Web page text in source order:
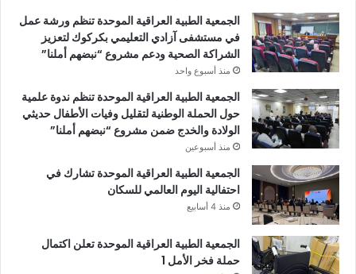
الجمعية الطبية العراقية الموحدة تنظم ورشة عمل
في مستشفى آزادي التعليمي بكركوك لتعزيز
الشراكة الصحية ودعم مشروع “نبضهم أملنا”
منذ أسبوع واحد
الجمعية الطبية العراقية الموحدة تنظم ندوة علمية
حول الحملة الوطنية لتقليل وفيات الأطفال حديثي
الولادة والخدج ضمن مشروع “نبضهم أملنا”
منذ أسبوعين
الجمعية الطبية العراقية الموحدة تشارك في
احتفالية اليوم العالمي للسكان
منذ 4 أسابيع
الجمعية الطبية العراقية الموحدة تعلن اكتمال
حملة فخر الأمل 1